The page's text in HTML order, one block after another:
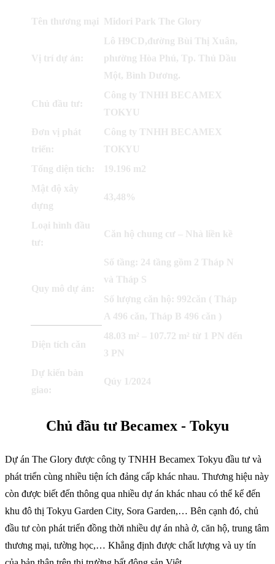
Tên thương mại Midori Park The Glory
Vị trí dự án:
Lô H9CD,đường Bùi Thị Xuân,
phường Hòa Phú, Tp. Thủ Dầu
Một, Bình Dương.
Chủ đầu tư:
Công ty TNHH BECAMEX
TOKYU
Đơn vị phát
triển:
Công ty TNHH BECAMEX
TOKYU
Tổng diện tích:
19.196 m2
Mật độ xây
dựng
43,48%
Loại hình đầu
tư:
Căn hộ chung cư – Nhà liền kề
Quy mô dự án:
Số tầng: 24 tầng gồm 2 Tháp N
và Tháp S
Số lượng căn hộ: 992căn ( Tháp
A 496 căn, Tháp B 496 căn )
Diện tích căn
48.03 m² – 107.72 m² từ 1 PN đến
3 PN
Dự kiến bàn
giao:
Qúy 1/2024
Chủ đầu tư Becamex - Tokyu
Dự án The Glory được công ty TNHH Becamex Tokyu đầu tư và
phát triển cùng nhiều tiện ích đảng cấp khác nhau. Thương hiệu này
còn được biết đến thông qua nhiều dự án khác nhau có thể kể đến
khu đô thị Tokyu Garden City, Sora Garden,… Bên cạnh đó, chủ
đầu tư còn phát triển đồng thời nhiều dự án nhà ở, căn hộ, trung tâm
thương mại, tường học,… Khẳng định được chất lượng và uy tín